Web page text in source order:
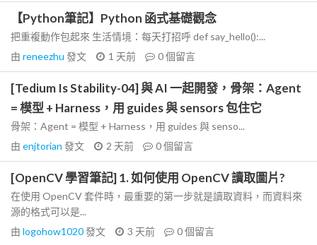
【Python筆記】Python 函式基礎觀念
把重複動作包起來 生活情境：每天打招呼 def say_hello():...
由 reneezhu 發文 1 天前 0個留言
[Tedium Is Stability-04] 與 AI 一起開發，骨架：Agent
= 模型 + Harness，用 guides 與 sensors 包住它
骨架：Agent = 模型 + Harness，用 guides 與 senso...
由 enjtorian 發文 2 天前 0個留言
[OpenCV 學習筆記] 1. 如何使用 OpenCV 讀取圖片?
在使用 OpenCV 套件時，最重要的第一步就是讀取資料，而資料來
源的格式可以是...
由 logohow1020發文 3 天前 0個留言